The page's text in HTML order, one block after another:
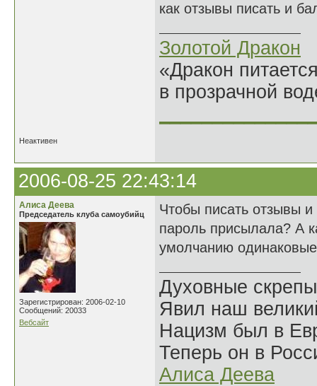
как отзывы писать и
Золотой Дракон
«Дракон
в прозрачной
Неактивен
2006-08-25 22:43:14
Алиса Деева
Председатель клуба самоубийц
Зарегистрирован: 2006-02-10
Сообщений: 20033
Вебсайт
Чтобы писать отзывы
пароль присылала? А
умолчанию
Духовные
Явил наш
Нацизм был в
Теперь он в
Алиса Деева